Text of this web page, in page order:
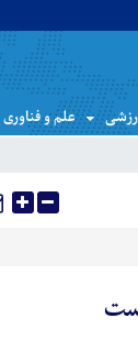
علم و فناوری